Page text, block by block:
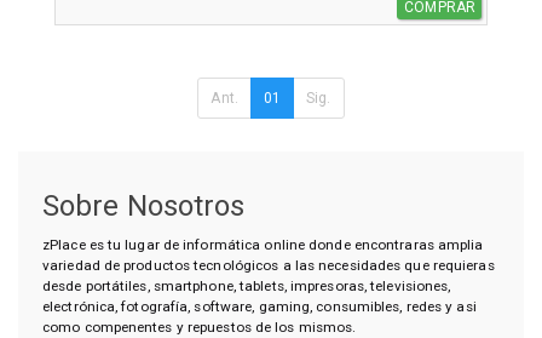
COMPRAR
Ant. 01 Sig.
Sobre Nosotros
zPlace es tu lugar de informática online donde encontraras amplia
variedad de productos tecnológicos a las necesidades que requieras
desde portátiles, smartphone, tablets, impresoras, televisiones,
electrónica, fotografía, software, gaming, consumibles, redes y asi
como compenentes y repuestos de los mismos.